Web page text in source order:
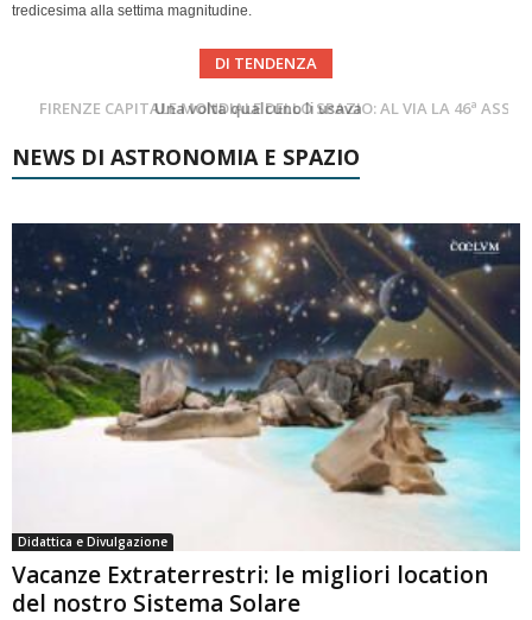
tredicesima alla settima magnitudine.
DI TENDENZA
FIRENZE CAPITALE MONDIALE DELLO SPAZIO: AL VIA LA 46ª ASSEMBLEA SCIENTIFICA DEL COSPAR
Cielo del Mese di Agosto 2026
NEWS DI ASTRONOMIA E SPAZIO
Didattica e Divulgazione
Vacanze Extraterrestri: le migliori location
del nostro Sistema Solare